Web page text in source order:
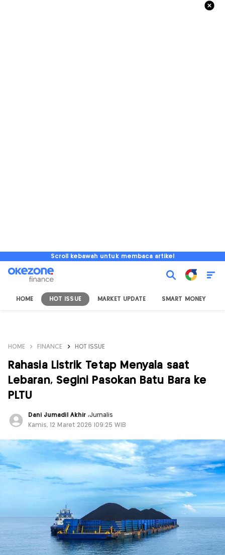
Scroll kebawah untuk membaca artikel
HOME HOT ISSUE MARKET UPDATE SMART MONEY
HOME FINANCE HOT ISSUE
Rahasia Listrik Tetap Menyala saat
Lebaran, Segini Pasokan Batu Bara ke
PLTU
Dani Jumadil Akhir ,Jurnalis
Kamis, 12 Maret 2026 |09:25 WIB